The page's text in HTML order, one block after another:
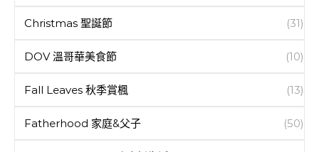
Christmas 聖誕節 (31)
DOV 溫哥華美食節 (10)
Fall Leaves 秋季賞楓 (13)
Fatherhood 家庭&父子 (50)